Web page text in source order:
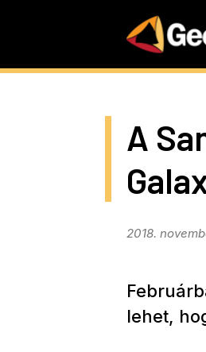
A
2018.
lehet,